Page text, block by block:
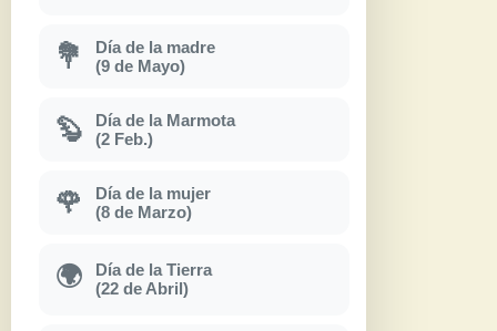
💐
Día de la madre
(9 de Mayo)
🦫
Día de la Marmota
(2 Feb.)
🌹
Día de la mujer
(8 de Marzo)
🌍
Día de la Tierra
(22 de Abril)